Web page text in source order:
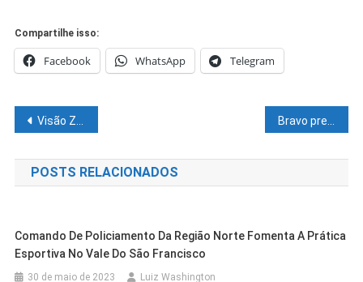
Compartilhe isso:
Facebook WhatsApp Telegram
Navegação
de
Post
Visão Zero é capaz de transformar a mobilidade urbana no Brasil Bravo pretende crescer 25% em vendas na Bahia Farm Show
POSTS RELACIONADOS
Comando De Policiamento Da Região Norte Fomenta A Prática
Esportiva No Vale Do São Francisco
30 de maio de 2023 Luiz Washington